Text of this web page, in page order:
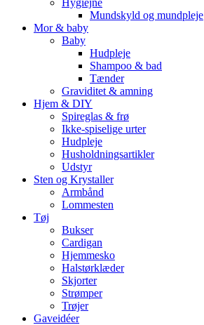
Hygiejne
Mundskyld og mundpleje
Mor & baby
Baby
Hudpleje
Shampoo & bad
Tænder
Graviditet & amning
Hjem & DIY
Spireglas & frø
Ikke-spiselige urter
Hudpleje
Husholdningsartikler
Udstyr
Sten og Krystaller
Armbånd
Lommesten
Tøj
Bukser
Cardigan
Hjemmesko
Halstørklæder
Skjorter
Strømper
Trøjer
Gaveidéer